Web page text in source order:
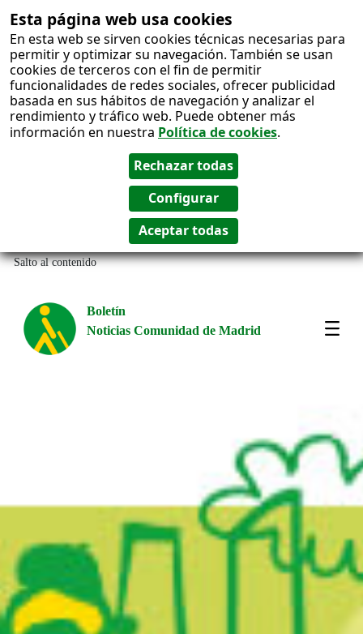
Esta página web usa cookies
En esta web se sirven cookies técnicas necesarias para
permitir y optimizar su navegación. También se usan
cookies de terceros con el fin de permitir
funcionalidades de redes sociales, ofrecer publicidad
basada en sus hábitos de navegación y analizar el
rendimiento y tráfico web. Puede obtener más
información en nuestra Política de cookies.
Salto al contenido
Boletín
Noticias Comunidad de Madrid